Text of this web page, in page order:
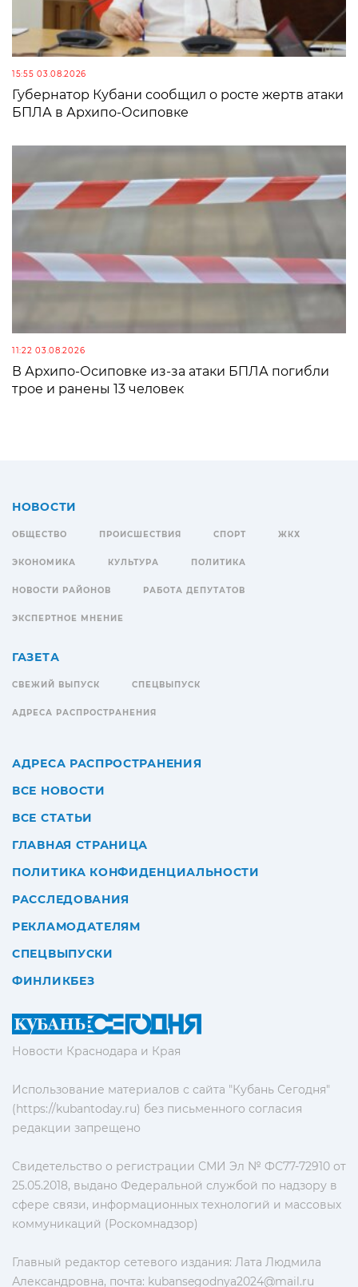
15:55 03.08.2026
Губернатор Кубани сообщил о росте жертв атаки
БПЛА в Архипо-Осиповке
11:22 03.08.2026
В Архипо-Осиповке из-за атаки БПЛА погибли
трое и ранены 13 человек
Новости Краснодара и Края
Использование материалов с сайта "Кубань Сегодня"
(https://kubantoday.ru) без письменного согласия
редакции запрещено
Свидетельство о регистрации СМИ Эл № ФС77-72910 от
25.05.2018, выдано Федеральной службой по надзору в
сфере связи, информационных технологий и массовых
коммуникаций (Роскомнадзор)
Главный редактор сетевого издания: Лата Людмила
Александровна, почта: kubansegodnya2024@mail.ru
НОВОСТИ
ОБЩЕСТВО ПРОИСШЕСТВИЯ СПОРТ ЖКХ
ЭКОНОМИКА КУЛЬТУРА ПОЛИТИКА
НОВОСТИ РАЙОНОВ РАБОТА ДЕПУТАТОВ
ЭКСПЕРТНОЕ МНЕНИЕ
ГАЗЕТА
СВЕЖИЙ ВЫПУСК СПЕЦВЫПУСК
АДРЕСА РАСПРОСТРАНЕНИЯ
АДРЕСА РАСПРОСТРАНЕНИЯ
ВСЕ НОВОСТИ
ВСЕ СТАТЬИ
ГЛАВНАЯ СТРАНИЦА
ПОЛИТИКА КОНФИДЕНЦИАЛЬНОСТИ
РАССЛЕДОВАНИЯ
РЕКЛАМОДАТЕЛЯМ
СПЕЦВЫПУСКИ
ФИНЛИКБЕЗ